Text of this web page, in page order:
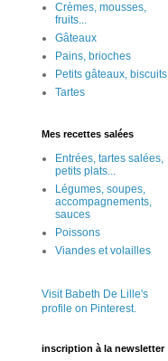
Crèmes, mousses,
fruits...
Gâteaux
Pains, brioches
Petits gâteaux, biscuits
Tartes
Mes recettes salées
Entrées, tartes salées,
petits plats...
Légumes, soupes,
accompagnements,
sauces
Poissons
Viandes et volailles
Visit Babeth De Lille's
profile on Pinterest.
inscription à la newsletter